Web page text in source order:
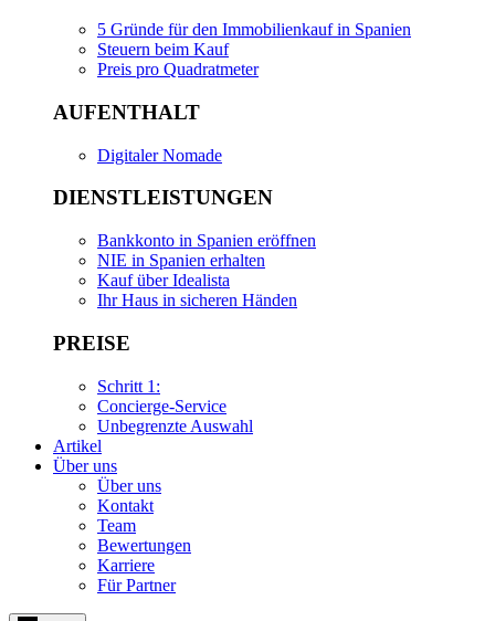
5 Gründe für den Immobilienkauf in Spanien
Steuern beim Kauf
Preis pro Quadratmeter
AUFENTHALT
Digitaler Nomade
DIENSTLEISTUNGEN
Bankkonto in Spanien eröffnen
NIE in Spanien erhalten
Kauf über Idealista
Ihr Haus in sicheren Händen
PREISE
Schritt 1:
Concierge-Service
Unbegrenzte Auswahl
Artikel
Über uns
Über uns
Kontakt
Team
Bewertungen
Karriere
Für Partner